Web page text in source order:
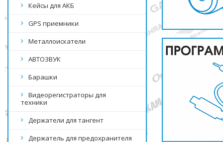
Кейсы для АКБ
GPS приемники
Металлоискатели
АВТОЗВУК
Барашки
Видеорегистраторы для
техники
Держатели для тангент
Держатель для предохранителя